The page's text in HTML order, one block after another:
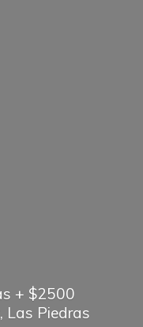
+ $2500
Las Piedras